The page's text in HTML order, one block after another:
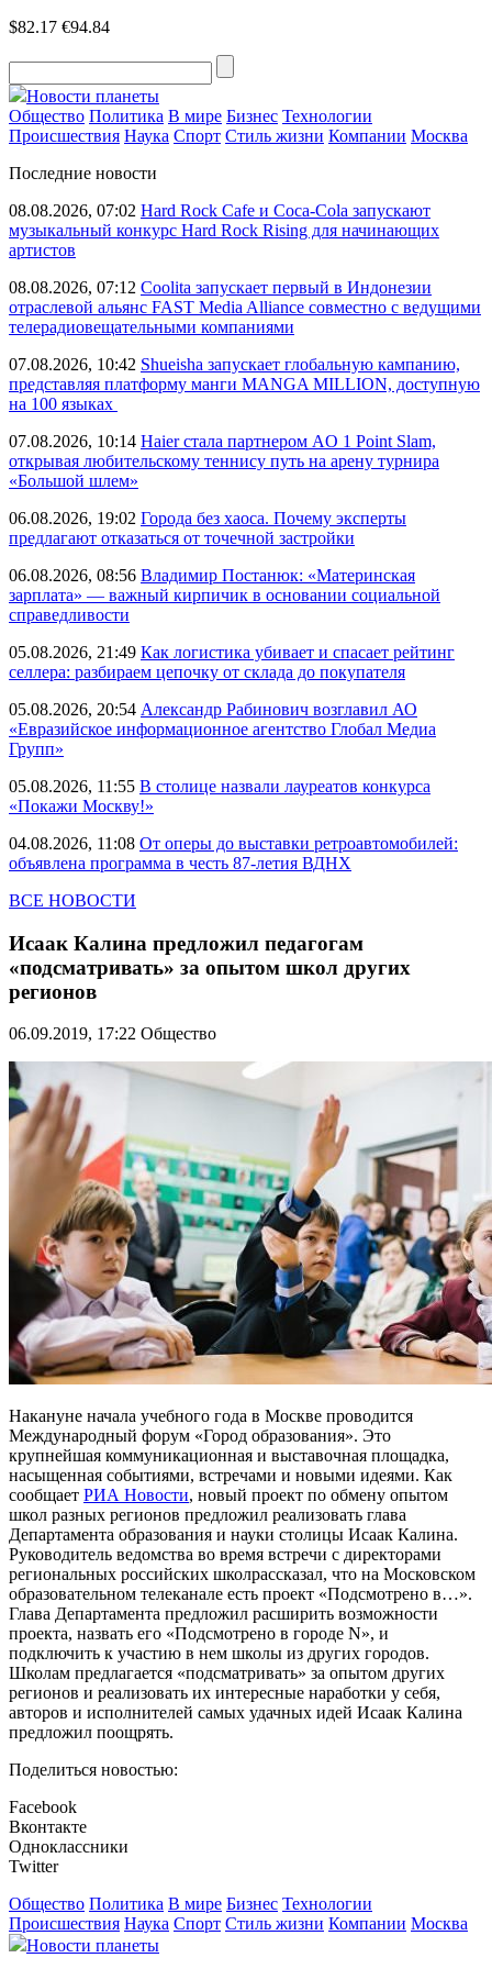
$82.17 €94.84
Новости планеты
Общество Политика В мире Бизнес Технологии
Происшествия Наука Спорт Стиль жизни Компании Москва
Последние новости
08.08.2026, 07:02 Hard Rock Cafe и Coca-Cola запускают
музыкальный конкурс Hard Rock Rising для начинающих
артистов
08.08.2026, 07:12 Coolita запускает первый в Индонезии
отраслевой альянс FAST Media Alliance совместно с ведущими
телерадиовещательными компаниями
07.08.2026, 10:42 Shueisha запускает глобальную кампанию,
представляя платформу манги MANGA MILLION, доступную
на 100 языках
07.08.2026, 10:14 Haier стала партнером AO 1 Point Slam,
открывая любительскому теннису путь на арену турнира
«Большой шлем»
06.08.2026, 19:02 Города без хаоса. Почему эксперты
предлагают отказаться от точечной застройки
06.08.2026, 08:56 Владимир Постанюк: «Материнская
зарплата» — важный кирпичик в основании социальной
справедливости
05.08.2026, 21:49 Как логистика убивает и спасает рейтинг
селлера: разбираем цепочку от склада до покупателя
05.08.2026, 20:54 Александр Рабинович возглавил АО
«Евразийское информационное агентство Глобал Медиа
Групп»
05.08.2026, 11:55 В столице назвали лауреатов конкурса
«Покажи Москву!»
04.08.2026, 11:08 От оперы до выставки ретроавтомобилей:
объявлена программа в честь 87-летия ВДНХ
ВСЕ НОВОСТИ
Исаак Калина предложил педагогам
«подсматривать» за опытом школ других
регионов
06.09.2019, 17:22 Общество
Накануне начала учебного года в Москве проводится
Международный форум «Город образования». Это
крупнейшая коммуникационная и выставочная площадка,
насыщенная событиями, встречами и новыми идеями. Как
сообщает РИА Новости, новый проект по обмену опытом
школ разных регионов предложил реализовать глава
Департамента образования и науки столицы Исаак Калина.
Руководитель ведомства во время встречи с директорами
региональных российских школрассказал, что на Московском
образовательном телеканале есть проект «Подсмотрено в…».
Глава Департамента предложил расширить возможности
проекта, назвать его «Подсмотрено в городе N», и
подключить к участию в нем школы из других городов.
Школам предлагается «подсматривать» за опытом других
регионов и реализовать их интересные наработки у себя,
авторов и исполнителей самых удачных идей Исаак Калина
предложил поощрять.
Поделиться новостью:
Facebook
Вконтакте
Одноклассники
Twitter
Общество Политика В мире Бизнес Технологии
Происшествия Наука Спорт Стиль жизни Компании Москва
Новости планеты